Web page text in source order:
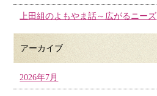
上田組のよもやま話～広がるニーズ
アーカイブ
2026年7月